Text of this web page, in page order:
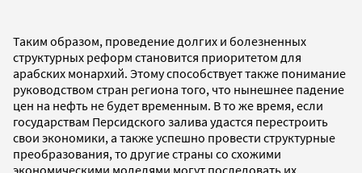
Таким образом, проведение долгих и болезненных
структурных реформ становится приоритетом для
арабских монархий. Этому способствует также понимание
руководством стран региона того, что нынешнее падение
цен на нефть не будет временным. В то же время, если
государствам Персидского залива удастся перестроить
свои экономики, а также успешно провести структурные
преобразования, то другие страны со схожими
экономическими моделями могут последовать их